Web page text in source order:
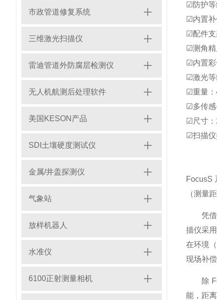
市政管道修复系统
三维激光扫描仪
雷迪管道外防腐层检测仪
无人机航测后处理软件
美国KESON产品
SDI土壤硬度测试仪
金属/井盖探测仪
气象站
放样机器人
水准仪
6100正射测量相机
☑防护等
☑内置补
☑配件支
☑测角精
☑内置彩
☑激光等
☑重量：
☑多传感
☑尺寸：
☑扫描仪
FocusS
（测量
凭借密
描仪采
在环境
现场补
除
能，距